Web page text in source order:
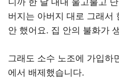
버지는 아버지 대로 그래서
안 했어요. 집 안의 불화가
그래도 소수 노조에 가입하
에서 배제했습니다.